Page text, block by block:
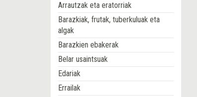
Arrautzak eta eratorriak
Barazkiak, frutak, tuberkuluak eta
algak
Barazkien ebakerak
Belar usaintsuak
Edariak
Errailak